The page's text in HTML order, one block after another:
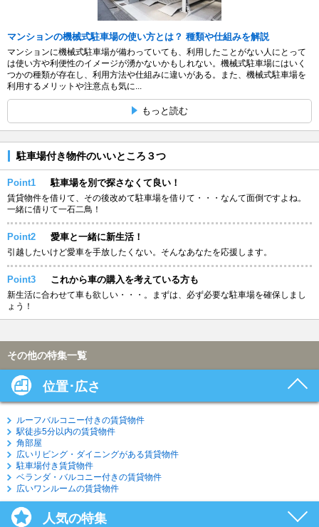
マンションの機械式駐車場の使い方とは？ 種類や仕組みを解説
マンションに機械式駐車場が備わっていても、利用したことがない人にとって
は使い方や利便性のイメージが湧かないかもしれない。機械式駐車場にはいく
つかの種類が存在し、利用方法や仕組みに違いがある。また、機械式駐車場を
利用するメリットや注意点も気に...
もっと読む
駐車場付き物件のいいところ３つ
Point1 駐車場を別で探さなくて良い！
賃貸物件を借りて、その後改めて駐車場を借りて・・・なんて面倒ですよね。
一緒に借りて一石二鳥！
Point2 愛車と一緒に新生活！
引越したいけど愛車を手放したくない。そんなあなたを応援します。
Point3 これから車の購入を考えている方も
新生活に合わせて車も欲しい・・・。まずは、必ず必要な駐車場を確保しまし
ょう！
その他の特集一覧
位置･広さ
ルーフバルコニー付きの賃貸物件
駅徒歩5分以内の賃貸物件
角部屋
広いリビング・ダイニングがある賃貸物件
駐車場付き賃貸物件
ベランダ・バルコニー付きの賃貸物件
広いワンルームの賃貸物件
人気の特集